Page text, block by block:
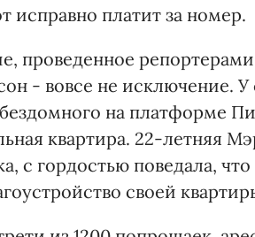
исправно платит за номер.
проведенное
- вовсе не исключение.
на платформе
квартира. 22-летняя
с гордостью поведала,
своей